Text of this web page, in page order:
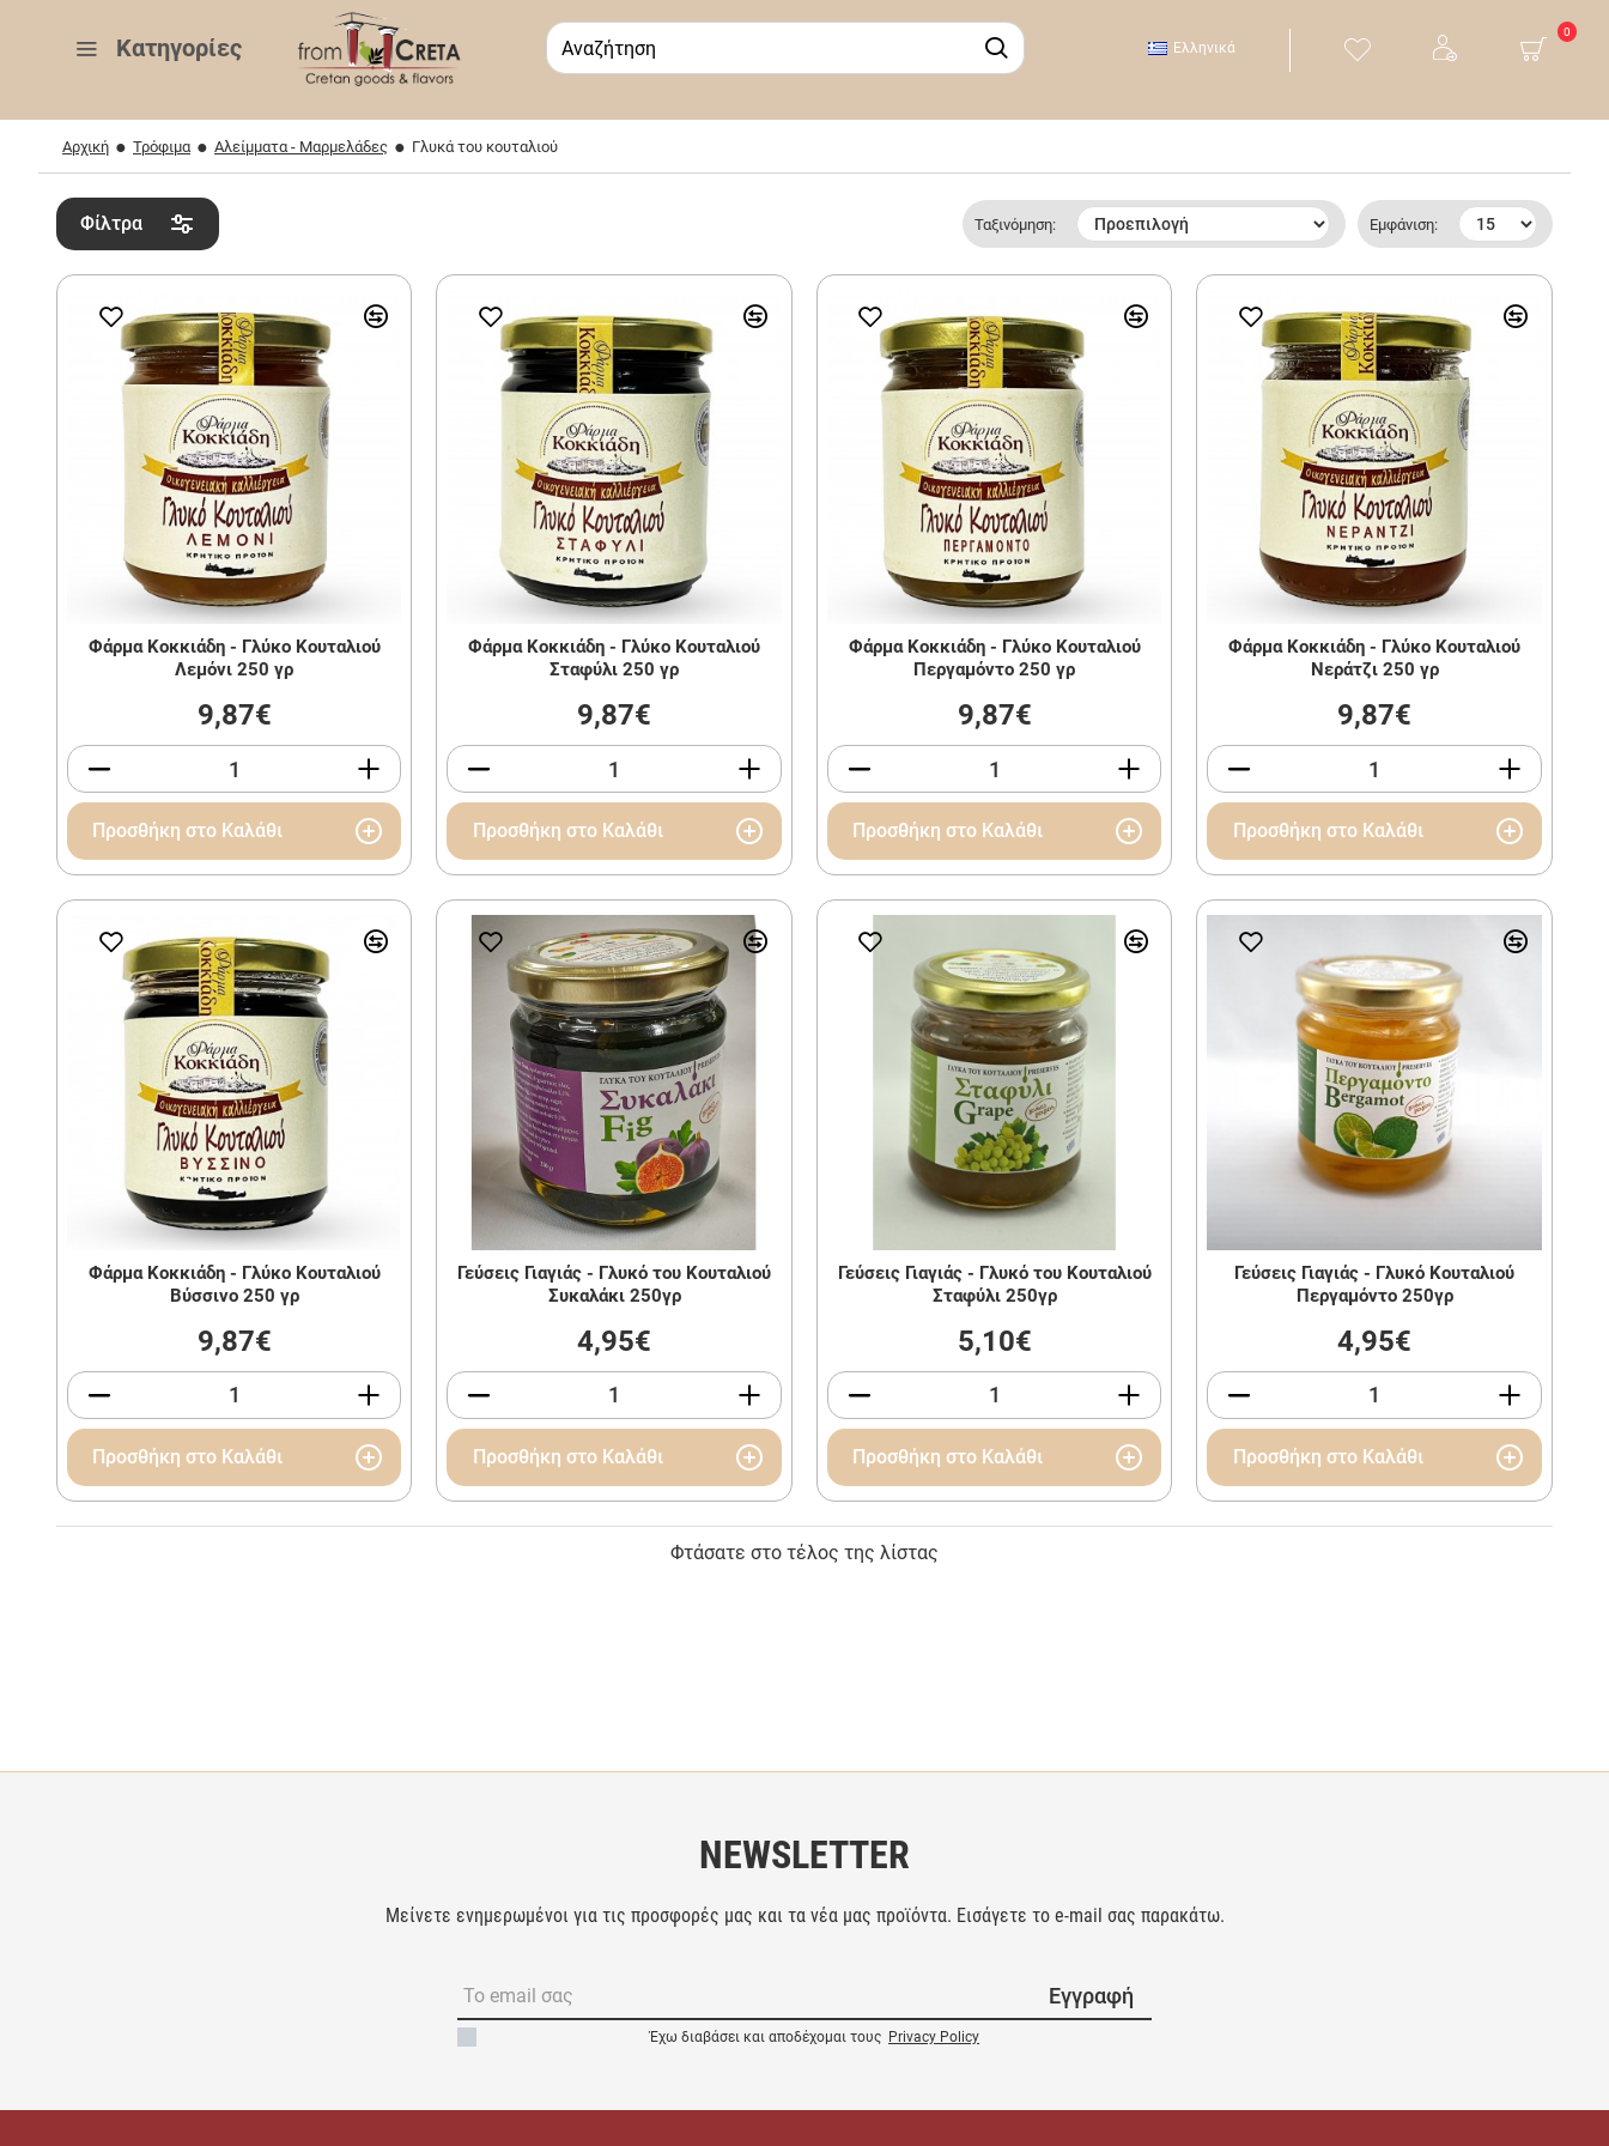
Κατηγορίες Ελληνικά
0
Αρχική Τρόφιμα Αλείμματα - Μαρμελάδες Γλυκά του κουταλιού
Φίλτρα Ταξινόμηση: Εμφάνιση:
Φάρμα Κοκκιάδη - Γλύκο Κουταλιού
Λεμόνι 250 γρ
9,87€
Προσθήκη στο Καλάθι
Φάρμα Κοκκιάδη - Γλύκο Κουταλιού
Σταφύλι 250 γρ
9,87€
Προσθήκη στο Καλάθι
Φάρμα Κοκκιάδη - Γλύκο Κουταλιού
Περγαμόντο 250 γρ
9,87€
Προσθήκη στο Καλάθι
Φάρμα Κοκκιάδη - Γλύκο Κουταλιού
Νεράτζι 250 γρ
9,87€
Προσθήκη στο Καλάθι
Φάρμα Κοκκιάδη - Γλύκο Κουταλιού
Βύσσινο 250 γρ
9,87€
Προσθήκη στο Καλάθι
Γεύσεις Γιαγιάς - Γλυκό του Κουταλιού
Συκαλάκι 250γρ
4,95€
Προσθήκη στο Καλάθι
Γεύσεις Γιαγιάς - Γλυκό του Κουταλιού
Σταφύλι 250γρ
5,10€
Προσθήκη στο Καλάθι
Γεύσεις Γιαγιάς - Γλυκό Κουταλιού
Περγαμόντο 250γρ
4,95€
Προσθήκη στο Καλάθι
Φτάσατε στο τέλος της λίστας
NEWSLETTER
Μείνετε ενημερωμένοι για τις προσφορές μας και τα νέα μας προϊόντα. Εισάγετε το e-mail σας παρακάτω.
Εγγραφή
Έχω διαβάσει και αποδέχομαι τους Privacy Policy